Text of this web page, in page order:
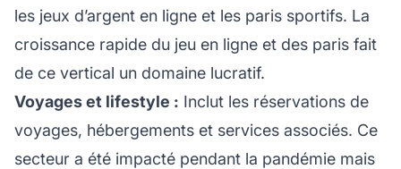
les jeux d’argent en ligne et les paris sportifs. La
croissance rapide du jeu en ligne et des paris fait
de ce vertical un domaine lucratif.
Voyages et lifestyle : Inclut les réservations de
voyages, hébergements et services associés. Ce
secteur a été impacté pendant la pandémie mais